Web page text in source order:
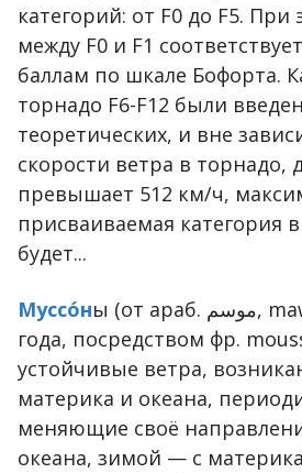
категорий: от F0 до F5.
между F0 и F1
баллам по шкале Бофорта.
торнадо F6-F12 были
теоретических, и вне
скорости ветра в торнадо,
превышает 512 км/ч,
присваиваемая категория
будет...
Муссо́ны (от араб. موسم‎, mawsim, — время
года, посредством фр.
устойчивые ветра,
материка и океана,
меняющие своё
океана, зимой — с